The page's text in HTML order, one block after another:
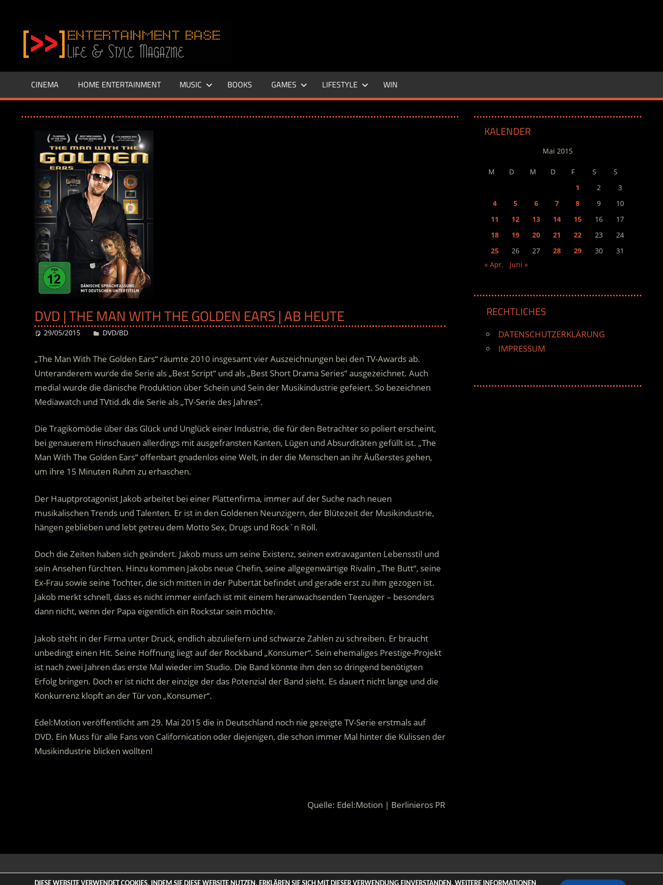
springen
–
LIFE
Base.de
CINEMA HOME ENTERTAINMENT MUSIC BOOKS GAMES LIFESTYLE WIN
DVD | THE MAN WITH THE GOLDEN EARS | AB HEUTE
29/05/2015 Desiree
DVD/BD
„The Man With The Golden Ears“ räumte 2010 insgesamt vier Auszeichnungen bei den TV-Awards ab.
Unteranderem wurde die Serie als „Best Script“ und als „Best Short Drama Series“ ausgezeichnet. Auch
medial wurde die dänische Produktion über Schein und Sein der Musikindustrie gefeiert. So bezeichnen
Mediawatch und TVtid.dk die Serie als „TV-Serie des Jahres“.
Die Tragikomödie über das Glück und Unglück einer Industrie, die für den Betrachter so poliert erscheint,
bei genauerem Hinschauen allerdings mit ausgefransten Kanten, Lügen und Absurditäten gefüllt ist. „The
Man With The Golden Ears“ offenbart gnadenlos eine Welt, in der die Menschen an ihr Äußerstes gehen,
um ihre 15 Minuten Ruhm zu erhaschen.
Der Hauptprotagonist Jakob arbeitet bei einer Plattenfirma, immer auf der Suche nach neuen
musikalischen Trends und Talenten. Er ist in den Goldenen Neunzigern, der Blütezeit der Musikindustrie,
hängen geblieben und lebt getreu dem Motto Sex, Drugs und Rock´n Roll.
Doch die Zeiten haben sich geändert. Jakob muss um seine Existenz, seinen extravaganten Lebensstil und
sein Ansehen fürchten. Hinzu kommen Jakobs neue Chefin, seine allgegenwärtige Rivalin „The Butt“, seine
Ex-Frau sowie seine Tochter, die sich mitten in der Pubertät befindet und gerade erst zu ihm gezogen ist.
Jakob merkt schnell, dass es nicht immer einfach ist mit einem heranwachsenden Teenager – besonders
dann nicht, wenn der Papa eigentlich ein Rockstar sein möchte.
Jakob steht in der Firma unter Druck, endlich abzuliefern und schwarze Zahlen zu schreiben. Er braucht
unbedingt einen Hit. Seine Hoffnung liegt auf der Rockband „Konsumer“. Sein ehemaliges Prestige-Projekt
ist nach zwei Jahren das erste Mal wieder im Studio. Die Band könnte ihm den so dringend benötigten
Erfolg bringen. Doch er ist nicht der einzige der das Potenzial der Band sieht. Es dauert nicht lange und die
Konkurrenz klopft an der Tür von „Konsumer“.
Edel:Motion veröffentlicht am 29. Mai 2015 die in Deutschland noch nie gezeigte TV-Serie erstmals auf
DVD. Ein Muss für alle Fans von Californication oder diejenigen, die schon immer Mal hinter die Kulissen der
Musikindustrie blicken wollten!
Quelle: Edel:Motion | Berlinieros PR
KALENDER
Mai 2015
M D M D F S
S
1
2
3
4
5 6 7 8 9
10
11
12 13 14 15 16
17
18
19 20 21 22 23
24
25
26 27 28 29 30
31
« Apr.
Juni »
RECHTLICHES
DATENSCHUTZERKLÄRUNG
IMPRESSUM
© 2026 ENTERTAINMENT BASE – Life & Style Magazine. All Rights Reserved. | Based on WordPress-Theme: Tortuga von ThemeZee.